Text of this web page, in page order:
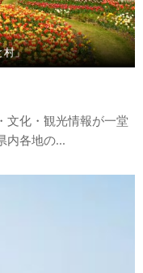
村」
文化・観光情報が一堂
内各地の...